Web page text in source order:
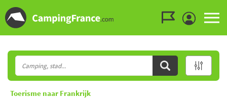
Toerisme naar Frankrijk